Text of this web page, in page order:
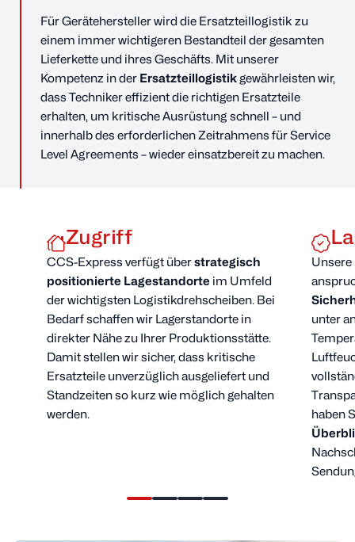
Für Gerätehersteller wird die Ersatzteillogistik zu
einem immer wichtigeren Bestandteil der gesamten
Lieferkette und ihres Geschäfts. Mit unserer
Kompetenz in der Ersatzteillogistikgewährleisten wir,
dass Techniker effizient die richtigen Ersatzteile
erhalten, um kritische Ausrüstung schnell – und
innerhalb des erforderlichen Zeitrahmens für Service
Level Agreements – wieder einsatzbereit zu machen.
Leistungen
Branchenlösungen
zurück
Halbleiter
Kritische
Mode & Beauty
Online-Marktplätze
Lösungen für Agenten
Unternehmen
Service
Kontakt
Sendung verfolgen
Tracking ID suchen
Zugriff
CCS-Express verfügt überstrategisch
positionierte Lagestandorteim Umfeld
der wichtigsten Logistikdrehscheiben. Bei
Bedarf schaffen wir Lagerstandorte in
direkter Nähe zu Ihrer Produktionsstätte.
Damit stellen wir sicher, dass kritische
Ersatzteile unverzüglich ausgeliefert und
Standzeiten so kurz wie möglich gehalten
werden.
Unsere
unter
haben